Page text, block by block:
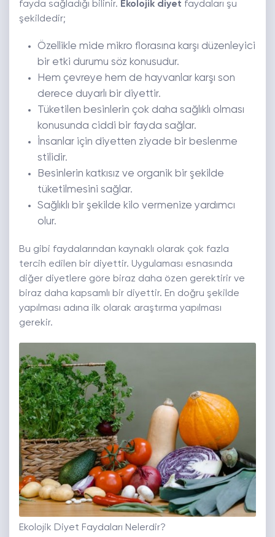
fayda sağladığı bilinir. Ekolojik diyet faydaları şu
şekildedir;
Özellikle mide mikro florasına karşı düzenleyici
bir etki durumu söz konusudur.
Hem çevreye hem de hayvanlar karşı son
derece duyarlı bir diyettir.
Tüketilen besinlerin çok daha sağlıklı olması
konusunda ciddi bir fayda sağlar.
İnsanlar için diyetten ziyade bir beslenme
stilidir.
Besinlerin katkısız ve organik bir şekilde
tüketilmesini sağlar.
Sağlıklı bir şekilde kilo vermenize yardımcı
olur.
Bu gibi faydalarından kaynaklı olarak çok fazla
tercih edilen bir diyettir. Uygulaması esnasında
diğer diyetlere göre biraz daha özen gerektirir ve
biraz daha kapsamlı bir diyettir. En doğru şekilde
yapılması adına ilk olarak araştırma yapılması
gerekir.
Ekolojik Diyet Faydaları Nelerdir?